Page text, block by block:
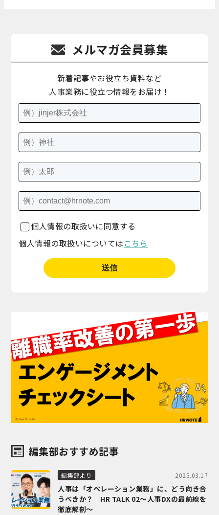
メルマガ会員募集
新着記事やお役立ち資料など
人事業務に役立つ情報をお届け！
個人情報の取扱いに同意する
個人情報の取扱いについては こちら
編集部おすすめ記事
編集部より 2025.03.17
人事は「オペレーション業務」に、どう向き合
うべきか？｜HR TALK 02～人事DXの最前線を
徹底解剖～